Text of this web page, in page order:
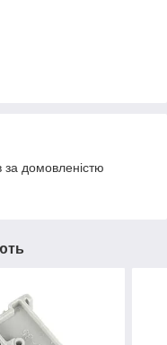
домовленістю